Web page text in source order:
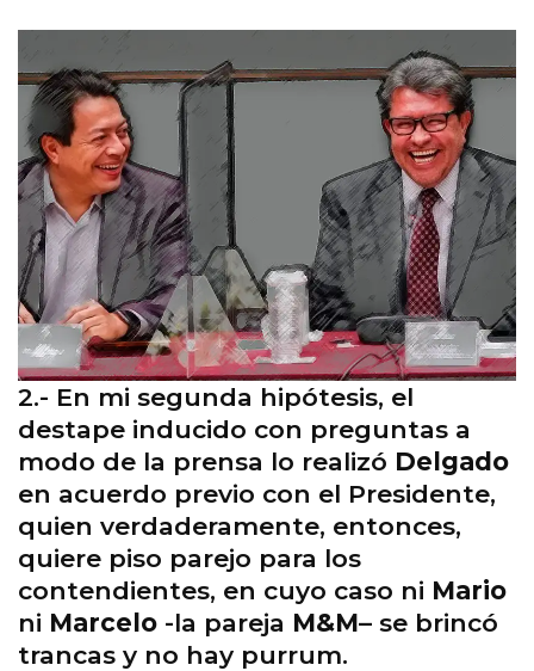
2.- En mi segunda hipótesis, el
destape inducido con preguntas a
modo de la prensa lo realizó Delgado
en acuerdo previo con el Presidente,
quien verdaderamente, entonces,
quiere piso parejo para los
contendientes, en cuyo caso ni Mario
ni Marcelo -la pareja M&M– se brincó
trancas y no hay purrum.